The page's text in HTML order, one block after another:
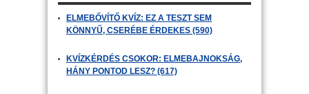
ELMEBŐVÍTŐ KVÍZ: EZ A TESZT SEM
KÖNNYŰ, CSERÉBE ÉRDEKES (590)
KVÍZKÉRDÉS CSOKOR: ELMEBAJNOKSÁG,
HÁNY PONTOD LESZ? (617)